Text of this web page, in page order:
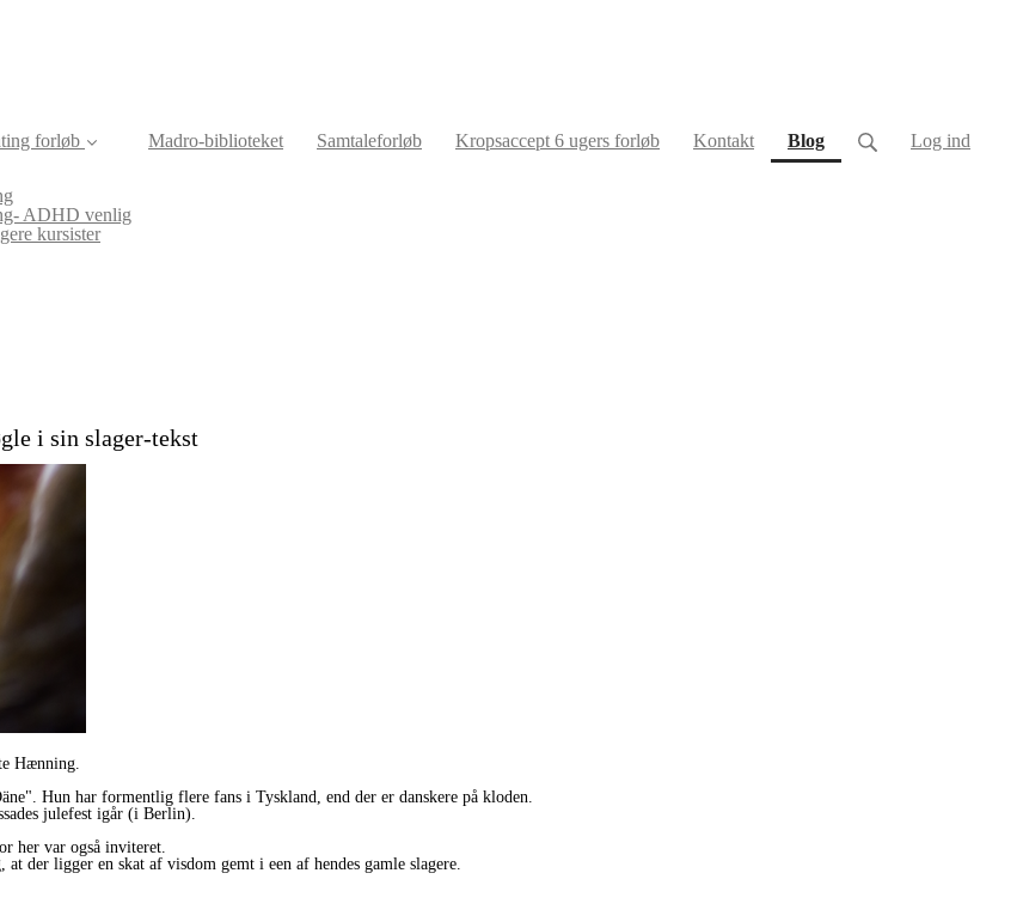
forløb
ADHD venlig
kursister
Madro-biblioteket Samtaleforløb Kropsaccept 6 ugers forløb Kontakt Blog(current) Log ind
i sin slager-tekst
Hænning.
Hun har formentlig flere fans i Tyskland, end der er danskere på kloden.
julefest igår (i Berlin).
her var også inviteret.
der ligger en skat af visdom gemt i een af hendes gamle slagere.